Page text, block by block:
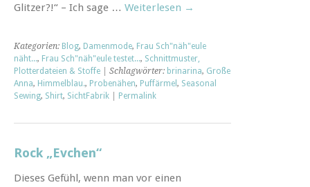
Glitzer?!“ – Ich sage … Weiterlesen →
Kategorien: Blog, Damenmode, Frau Sch"näh"eule
näht..., Frau Sch"näh"eule testet..., Schnittmuster,
Plotterdateien & Stoffe | Schlagwörter: brinarina, Große
Anna, Himmelblau., Probenähen, Puffärmel , Seasonal
Sewing, Shirt, SichtFabrik Permalink
Rock „Evchen“
Dieses Gefühl, wenn man vor einen